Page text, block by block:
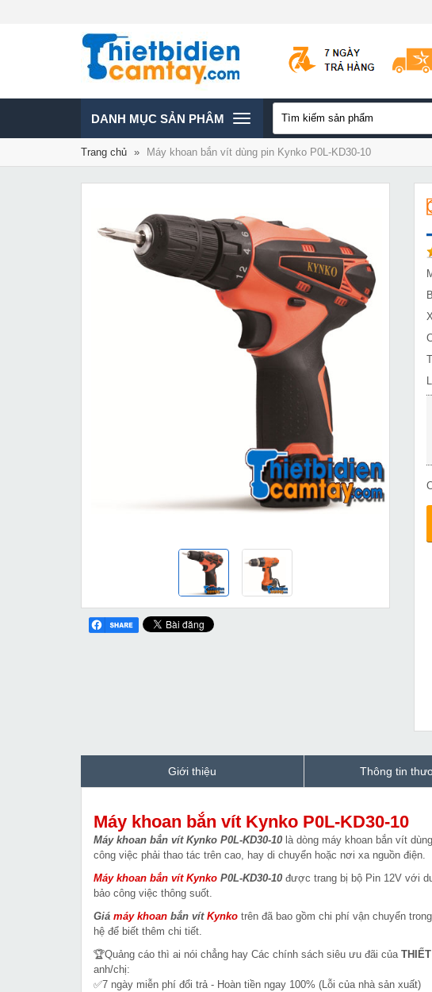
TOGGLE
NAVIGATION
DANH MỤC SẢN PHÂM
Trang chủ » Máy khoan bắn vít dùng pin Kynko P0L-KD30-10
Giới thiệu Thông tin
Máy khoan bắn vít Kynko P0L-KD30-10
Máy khoan bắn vít Kynko P0L-KD30-10 là dòng máy khoan bắn vít
công việc phải thao tác trên cao, hay di chuyển hoặc nơi xa nguồn điện.
Máy khoan bắn vít Kynko P0L-KD30-10 được trang bị bộ Pin 12V với
bảo công việc thông suốt.
Giá máy khoan bắn vít Kynko trên đã bao gồm chi phí vận chuyển
hệ để biết thêm chi tiết.
🏆Quảng cáo thì ai nói chẳng hay Các chính sách siêu ưu đãi của
anh/chị:
✅7 ngày miễn phí đổi trả - Hoàn tiền ngay 100% (Lỗi của nhà sản xuất)